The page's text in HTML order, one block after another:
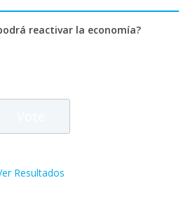
reactivar la economía?
Resultados